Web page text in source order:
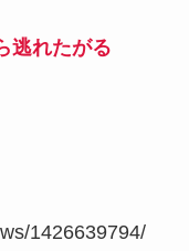
逃れたがる
1426639794/